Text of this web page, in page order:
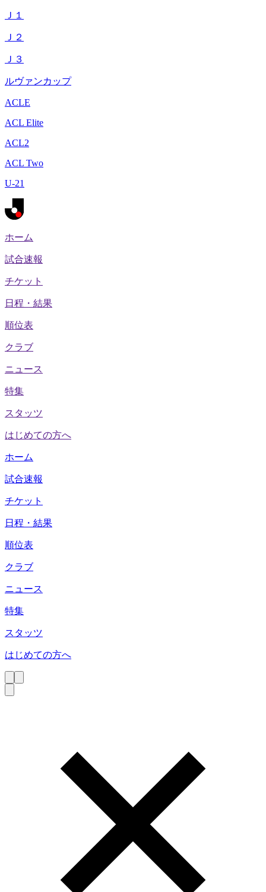
Ｊ１
Ｊ２
Ｊ３
ルヴァンカップ
ACLE
ACL Elite
ACL2
ACL Two
U-21
ホーム
試合速報
チケット
日程・結果
順位表
クラブ
ニュース
特集
スタッツ
はじめての方へ
ホーム
試合速報
チケット
日程・結果
順位表
クラブ
ニュース
特集
スタッツ
はじめての方へ